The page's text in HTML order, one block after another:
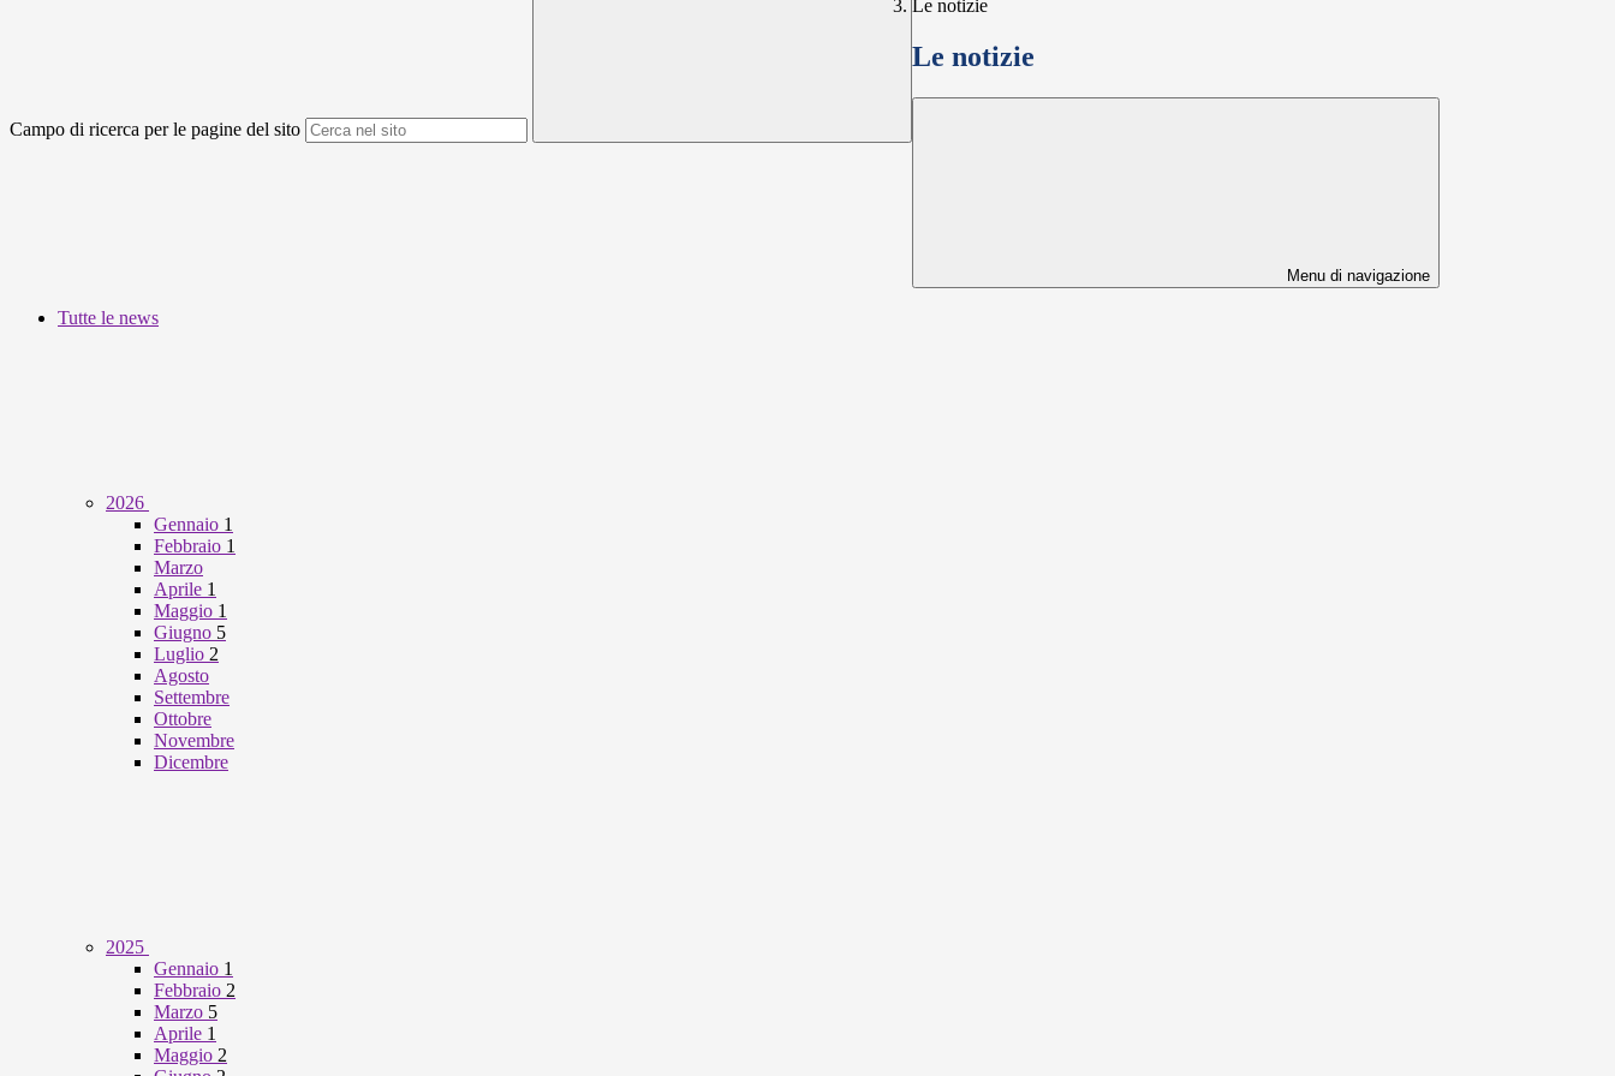
Campo di ricerca per le pagine del sito
Le notizie
Le notizie
Menu di navigazione
Tutte le news
2026
Gennaio 1
Febbraio 1
Marzo
Aprile 1
Maggio 1
Giugno 5
Luglio 2
Agosto
Settembre
Ottobre
Novembre
Dicembre
2025
Gennaio 1
Febbraio 2
Marzo 5
Aprile 1
Maggio 2